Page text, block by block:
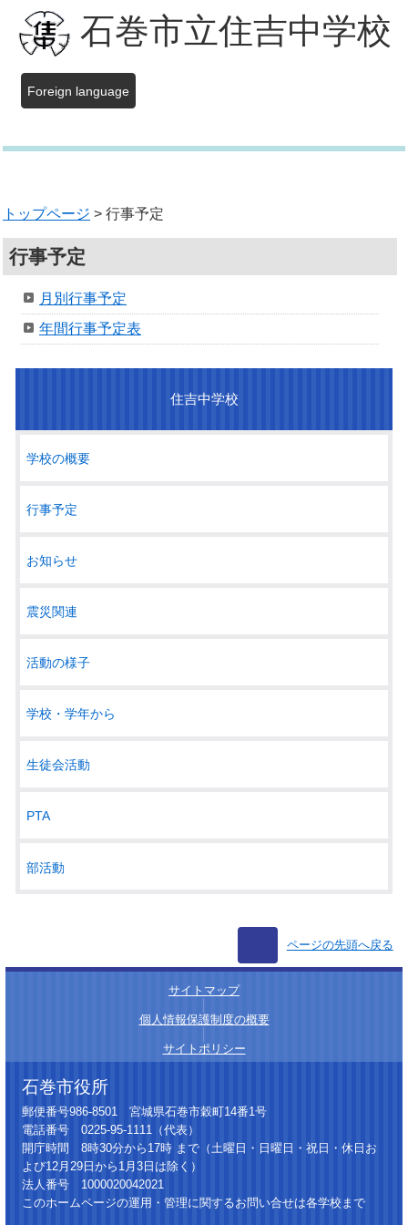
石巻市立住吉中学校
Foreign language
トップページ > 行事予定
行事予定
月別行事予定
年間行事予定表
住吉中学校
学校の概要
行事予定
お知らせ
震災関連
活動の様子
学校・学年から
生徒会活動
PTA
部活動
ページの先頭へ戻る
サイトマップ
個人情報保護制度の概要
サイトポリシー
石巻市役所
郵便番号986-8501 宮城県石巻市穀町14番1号
電話番号 0225-95-1111（代表）
開庁時間 8時30分から17時 まで（土曜日・日曜日・祝日・休日お
よび12月29日から1月3日は除く）
法人番号 1000020042021
このホームページの運用・管理に関するお問い合せは各学校まで